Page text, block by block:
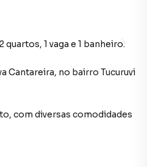
1 vaga e 1 banheiro.
Cantareira, no bairro Tucuruvi
, com diversas comodidades